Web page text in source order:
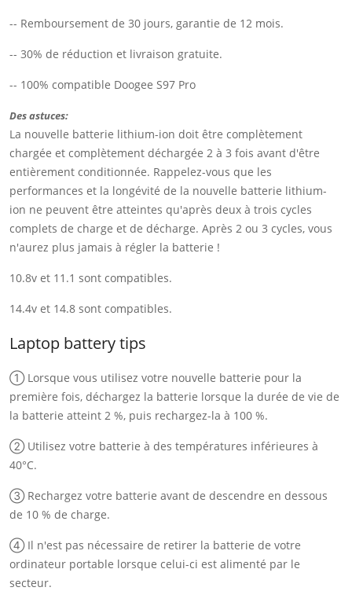
-- Remboursement de 30 jours, garantie de 12 mois.
-- 30% de réduction et livraison gratuite.
-- 100% compatible Doogee S97 Pro
Des astuces:
La nouvelle batterie lithium-ion doit être complètement
chargée et complètement déchargée 2 à 3 fois avant d'être
entièrement conditionnée. Rappelez-vous que les
performances et la longévité de la nouvelle batterie lithium-
ion ne peuvent être atteintes qu'après deux à trois cycles
complets de charge et de décharge. Après 2 ou 3 cycles, vous
n'aurez plus jamais à régler la batterie !
10.8v et 11.1 sont compatibles.
14.4v et 14.8 sont compatibles.
Laptop battery tips
① Lorsque vous utilisez votre nouvelle batterie pour la
première fois, déchargez la batterie lorsque la durée de vie de
la batterie atteint 2 %, puis rechargez-la à 100 %.
② Utilisez votre batterie à des températures inférieures à
40°C.
③ Rechargez votre batterie avant de descendre en dessous
de 10 % de charge.
④ Il n'est pas nécessaire de retirer la batterie de votre
ordinateur portable lorsque celui-ci est alimenté par le
secteur.